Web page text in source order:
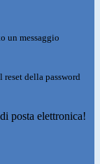
un messaggio
della password
posta elettronica!